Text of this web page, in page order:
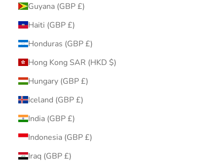
Guyana (GBP £)
Haiti (GBP £)
Honduras (GBP £)
Hong Kong SAR (HKD $)
Hungary (GBP £)
Iceland (GBP £)
India (GBP £)
Indonesia (GBP £)
Iraq (GBP £)